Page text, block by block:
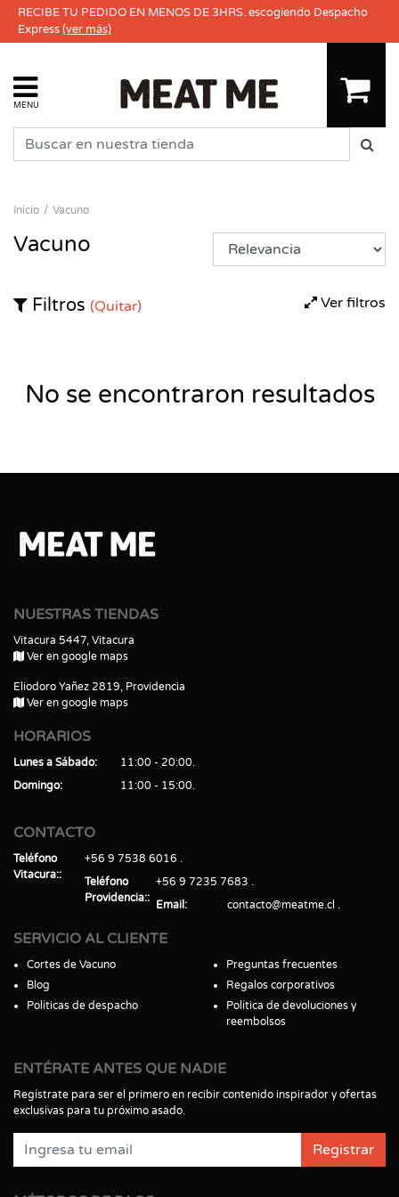
RECIBE TU PEDIDO EN MENOS DE 3HRS. escogiendo Despacho
Express(ver más)
MENU
Inicio Vacuno
Vacuno
Ver filtros
Filtros (Quitar)
No se encontraron resultados
NUESTRAS TIENDAS
Vitacura 5447, Vitacura
Ver en google maps
Eliodoro Yañez 2819, Providencia
Ver en google maps
HORARIOS
Lunes a Sábado
11:00 - 20:00
Domingo
11:00 - 15:00
CONTACTO
Teléfono
Vitacura:
+56 9 7538 6016
Teléfono
Providencia:
+56 9 7235 7683
Email
contacto@meatme.cl
SERVICIO AL CLIENTE
Cortes de Vacuno
Blog
Políticas de despacho
Preguntas frecuentes
Regalos corporativos
Política de devoluciones y
reembolsos
ENTÉRATE ANTES QUE NADIE
Regístrate para ser el primero en recibir contenido inspirador y ofertas
exclusivas para tu próximo asado.
Registrar